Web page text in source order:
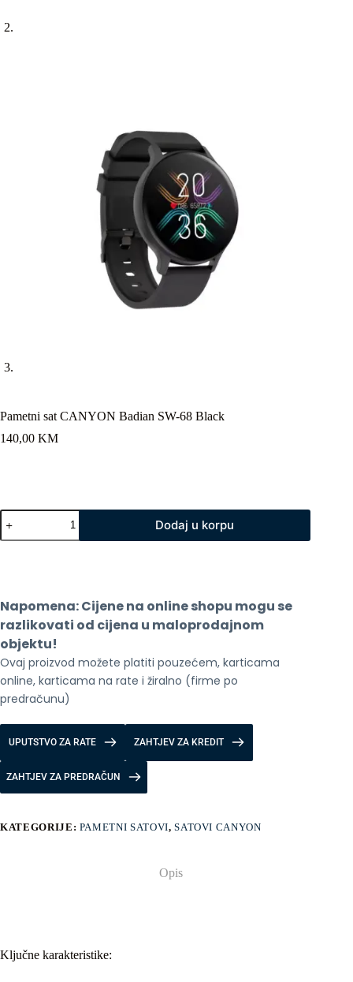
Pametni sat CANYON Badian SW-68 Black
140,00 KM
Pametni
sat
CANYON
količina
Dodaj u korpu
Napomena: Cijene na online shopu mogu se
razlikovati od cijena u maloprodajnom
objektu!
Ovaj proizvod možete platiti pouzećem, karticama
online, karticama na rate i žiralno (firme po
predračunu)
UPUTSTVO ZA RATE ZAHTJEV ZA KREDIT
ZAHTJEV ZA PREDRAČUN
KATEGORIJE: PAMETNI SATOVI,SATOVI CANYON
Opis
Ključne karakteristike: